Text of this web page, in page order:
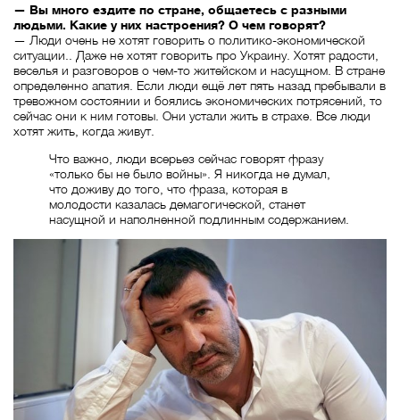
— Вы много ездите по стране, общаетесь с разными
людьми. Какие у них настроения? О чем говорят?
— Люди очень не хотят говорить о политико-экономической
ситуации.. Даже не хотят говорить про Украину. Хотят радости,
веселья и разговоров о чем-то житейском и насущном. В стране
определенно апатия. Если люди ещё лет пять назад пребывали в
тревожном состоянии и боялись экономических потрясений, то
сейчас они к ним готовы. Они устали жить в страхе. Все люди
хотят жить, когда живут.
Что важно, люди всерьез сейчас говорят фразу
«только бы не было войны». Я никогда не думал,
что доживу до того, что фраза, которая в
молодости казалась демагогической, станет
насущной и наполненной подлинным содержанием.